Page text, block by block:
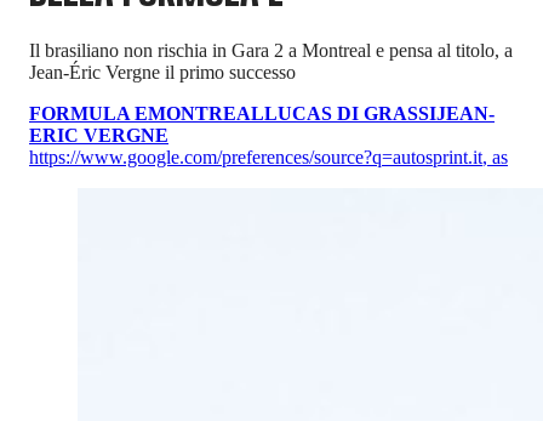
Il brasiliano non rischia in Gara 2 a Montreal e pensa al titolo, a
Jean-Éric Vergne il primo successo
FORMULA EMONTREALLUCAS DI GRASSIJEAN-
ERIC VERGNE
https://www.google.com/preferences/source?q=autosprint.it, as